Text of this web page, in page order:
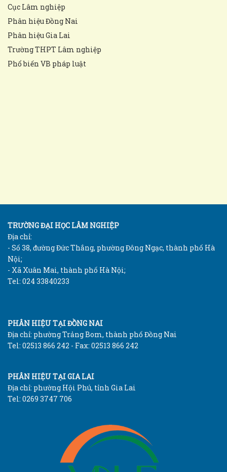
Cục Lâm nghiệp
Phân hiệu Đồng Nai
Phân hiệu Gia Lai
Trường THPT Lâm nghiệp
Phổ biến VB pháp luật
TRƯỜNG ĐẠI HỌC LÂM NGHIỆP
Địa chỉ:
- Số 38, đường Đức Thắng, phường Đông Ngạc, thành phố Hà
Nội;
- Xã Xuân Mai, thành phố Hà Nội;
Tel: 024 33840233
PHÂN HIỆU TẠI ĐỒNG NAI
Địa chỉ: phường Trảng Bom, thành phố Đồng Nai
Tel: 02513 866 242 - Fax: 02513 866 242
PHÂN HIỆU TẠI GIA LAI
Địa chỉ: phường Hội Phú, tỉnh Gia Lai
Tel: 0269 3747 706